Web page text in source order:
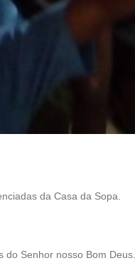
da Casa da Sopa.
Senhor nosso Bom Deus.